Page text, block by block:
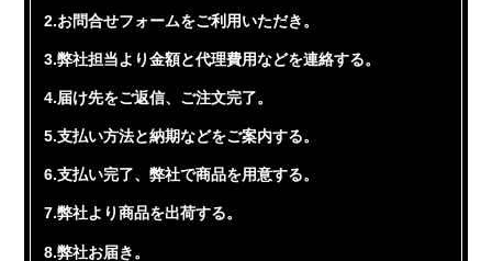
2.お問合せフォームをご利用いただき。
3.弊社担当より金額と代理費用などを連絡する。
4.届け先をご返信、ご注文完了。
5.支払い方法と納期などをご案内する。
6.支払い完了、弊社で商品を用意する。
7.弊社より商品を出荷する。
8.弊社お届き。